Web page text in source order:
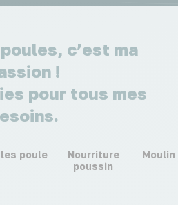
c’est ma
!
pour tous mes
poule
Nourriture
poussin
Moulin